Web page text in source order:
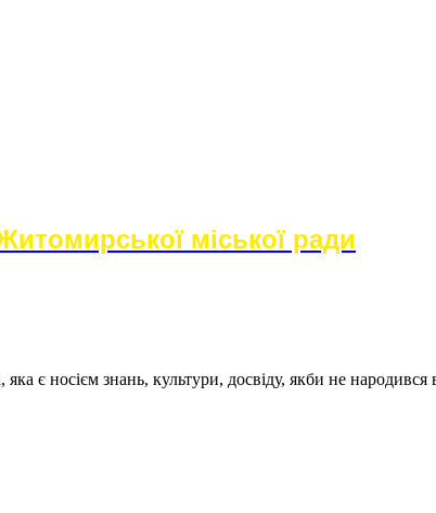
міської ради
є носієм знань, культури, досвіду, якби не народився